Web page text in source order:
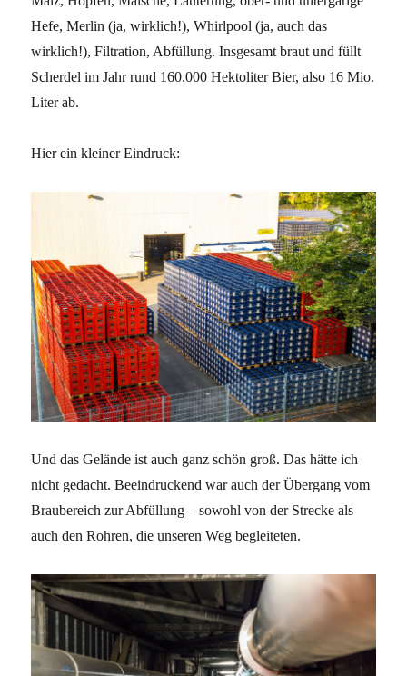
Hefe, Merlin (ja, wirklich!), Whirlpool (ja, auch das
wirklich!), Filtration, Abfüllung. Insgesamt braut und füllt
Scherdel im Jahr rund 160.000 Hektoliter Bier, also 16 Mio.
Liter ab.
Hier ein kleiner Eindruck:
Und das Gelände ist auch ganz schön groß. Das hätte ich
nicht gedacht. Beeindruckend war auch der Übergang vom
Braubereich zur Abfüllung – sowohl von der Strecke als
auch den Rohren, die unseren Weg begleiteten.